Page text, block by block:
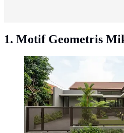
1. Motif Geometris
Motif Geometris Mikro